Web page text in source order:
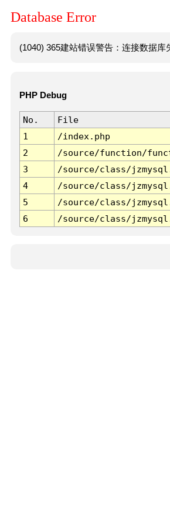
Database Error
(1040) 365建站错误警告：连接数据
PHP Debug
No. File
1
/index.php
2
/source/function/
3
/source/class/
4
/source/class/
5
/source/class/
6
/source/class/